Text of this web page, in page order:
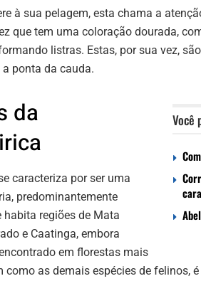
à sua pelagem, esta chama a
que tem uma coloração dourada,
listras. Estas, por sua vez,
ponta da cauda.
Você
da
caracteriza por ser uma
predominantemente
habita regiões de Mata
e Caatinga, embora
em florestas mais
como as demais espécies de felinos,